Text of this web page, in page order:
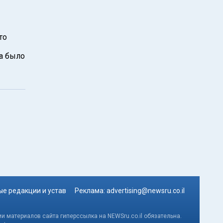
было
редакции и устав Реклама: advertising@newsru.co.il
сайта гиперссылка на NEWSru.co.il обязательна.